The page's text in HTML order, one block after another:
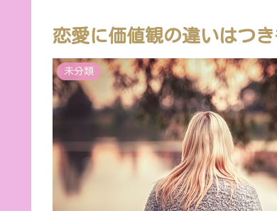
恋愛に価値観の違いはつ
未分類